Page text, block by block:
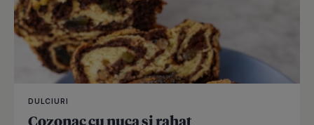
DULCIURI
Cozonac cu nuca si rahat